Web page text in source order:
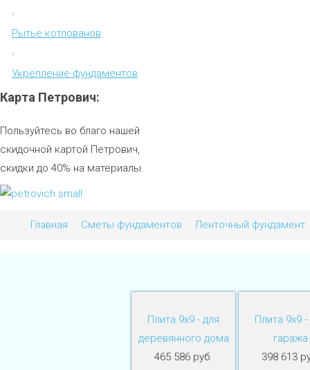
Рытье котлованов
Укрепление фундаментов
Карта Петрович:
Пользуйтесь во благо нашей
скидочной картой Петрович,
скидки до 40% на материалы.
Главная Сметы фундаментов Ленточный фундамент
Плита 9х9 - для
деревянного дома
465 586 руб.
Плита 9х9 -
гаража
398 613